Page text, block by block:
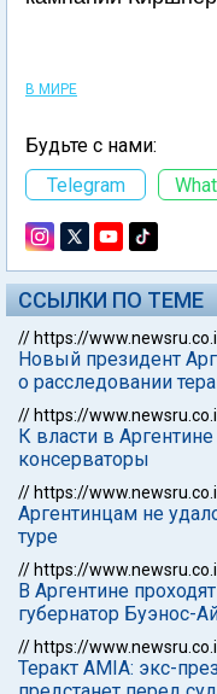
В МИРЕ
Будьте с нами:
Telegram
ССЫЛКИ ПО ТЕМЕ
// https://
Новый президент
о расследовании
// https://
К власти в
консерваторы
// https://
Аргентинцам не
туре
// https://
В Аргентине
губернатор Буэнос-
// https://
Теракт AMIA: экс-